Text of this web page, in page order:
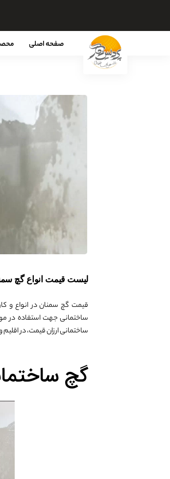
صفحه اصلی
لیست قیمت انواع گچ
قیمت گچ سمنان در انواع و
ساختمانی جهت استفاده در
ساختمانی ارزان قیمت، در
گچ